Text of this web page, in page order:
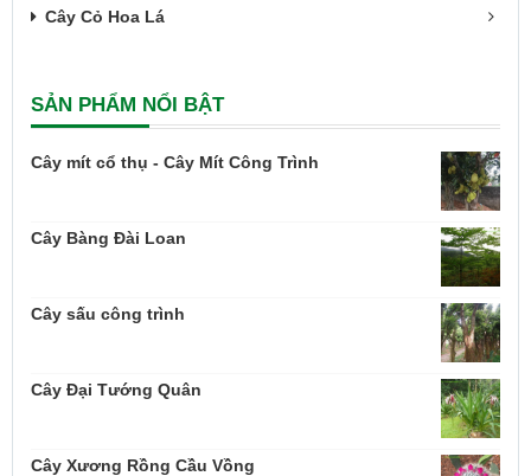
Cây Cỏ Hoa Lá
SẢN PHẨM NỔI BẬT
Cây mít cổ thụ - Cây Mít Công Trình
Cây Bàng Đài Loan
Cây sấu công trình
Cây Đại Tướng Quân
Cây Xương Rồng Cầu Vồng